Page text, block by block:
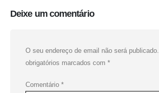
Deixe um comentário
O seu endereço de email não será publicado.
obrigatórios marcados com *
Comentário *